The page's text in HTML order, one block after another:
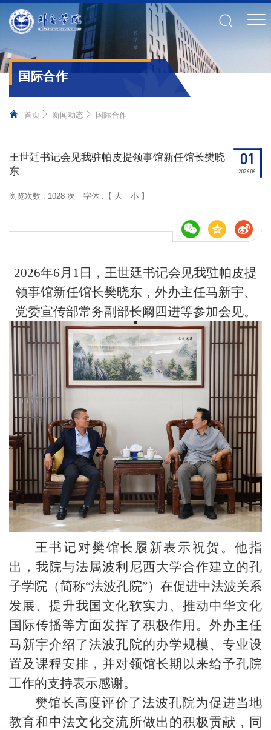
国际合作
首页 新闻动态 国际合作
王世廷书记会见我驻帕皮提领事馆新任馆长樊晓
东
浏览次数 : 1028 次 字体 :【 大 小 】
01
2026.06
2026年6月1日，王世廷书记会见我驻帕皮提
领事馆新任馆长樊晓东，外办主任马新宇、
党委宣传部常务副部长阚四进等参加会见。
王书记对樊馆长履新表示祝贺。他指
出，我院与法属波利尼西大学合作建立的孔
子学院（简称“法波孔院”）在促进中法波关系
发展、提升我国文化软实力、推动中华文化
国际传播等方面发挥了积极作用。外办主任
马新宇介绍了法波孔院的办学规模、专业设
置及课程安排，并对领馆长期以来给予孔院
工作的支持表示感谢。
樊馆长高度评价了法波孔院为促进当地
教育和中法文化交流所做出的积极贡献，同